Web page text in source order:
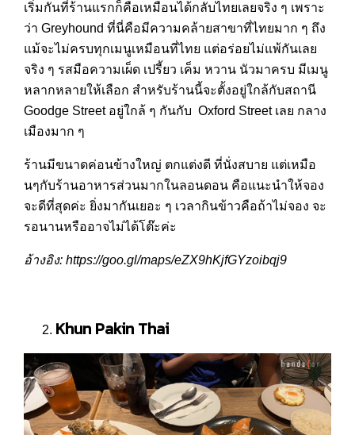
เริ่มกันที่ร้านแรกก็คือเหมือนได้กลับไทยเลยจริง ๆ เพราะ
ว่า Greyhound ที่นี่คือมีความคล้ายสาขาที่ไทยมาก ๆ ถึง
แม้จะไม่ครบทุกเมนูเหมือนที่ไทย แต่อร่อยไม่แพ้กันเลย
จริง ๆ รสมือความเผ็ด เปรี้ยว เค็ม หวาน นัวมาครบ มีเมนู
หลากหลายให้เลือก สำหรับร้านนี้จะตั้งอยู่ใกล้กับสถานี
Goodge Street อยู่ใกล้ ๆ กันกับ Oxford Street เลย กลาง
เมืองมาก ๆ
ร้านมีขนาดค่อนข้างใหญ่ ตกแต่งดี ที่นั่งสบาย แต่เหมือ
นๆกับร้านอาหารส่วนมากในลอนดอน คือแนะนำให้จอง
จะดีที่สุดค่ะ ยิ่งมากันเยอะ ๆ เวลากินข้าวคือถ้าไม่จอง จะ
รอนานหรืออาจไม่ได้โต๊ะค่ะ
อ้างอิง: https://goo.gl/maps/eZX9hKjfGYzoibqj9
Khun Pakin Thai